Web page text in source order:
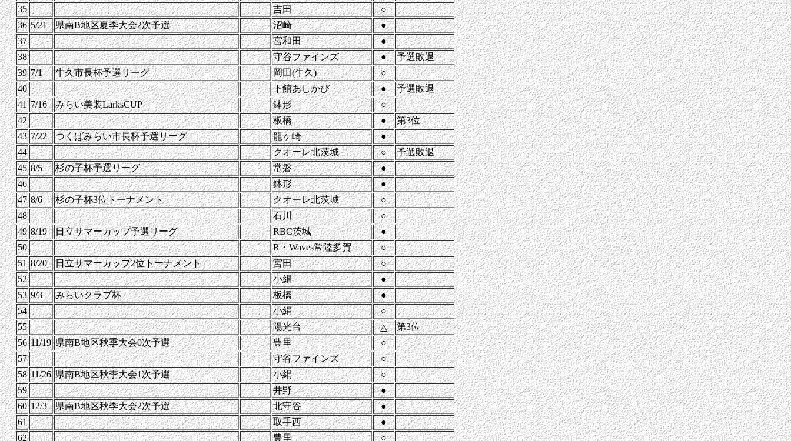
35
吉田
○
36 5/21 県南B地区夏季大会2次予選 沼崎
●
37
宮和田
●
38
守谷ファインズ ●
予選敗退
39 7/1 牛久市長杯予選リーグ 岡田(牛久)
○
40
下館あしかび ●
予選敗退
41 7/16 みらい美装LarksCUP 鉢形
○
42
板橋 ●
第3位
43 7/22 つくばみらい市長杯予選リーグ 龍ヶ崎
●
44
クオーレ北茨城 ○
予選敗退
45 8/5 杉の子杯予選リーグ 常磐
●
46
鉢形
●
47 8/6 杉の子杯3位トーナメント クオーレ北茨城
○
48
石川
○
49 8/19 日立サマーカップ予選リーグ RBC茨城
●
50
R・Waves常陸多賀
○
51 8/20 日立サマーカップ2位トーナメント 宮田
○
52
小絹
●
53 9/3 みらいクラブ杯 板橋
●
54
小絹
○
55
陽光台 △
第3位
56 11/19 県南B地区秋季大会0次予選 豊里
○
57
守谷ファインズ
○
58 11/26 県南B地区秋季大会1次予選 小絹
○
59
井野
●
60 12/3 県南B地区秋季大会2次予選 北守谷
●
61
取手西
●
62
豊里 ○